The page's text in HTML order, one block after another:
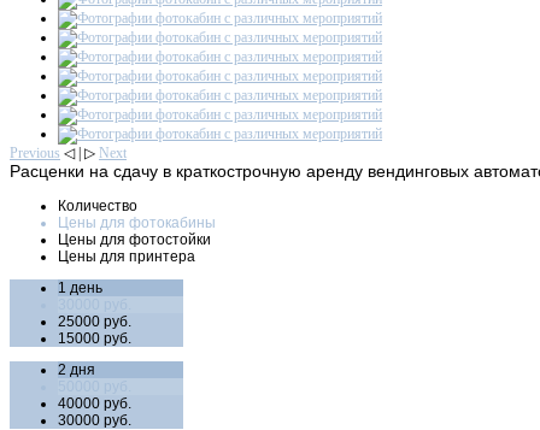
Previous ◁ | ▷ Next
Расценки на сдачу в краткострочную аренду вендинговых
Количество
Цены для фотокабины
Цены для фотостойки
Цены для принтера
1 день
25000 руб.
15000 руб.
2 дня
40000 руб.
30000 руб.